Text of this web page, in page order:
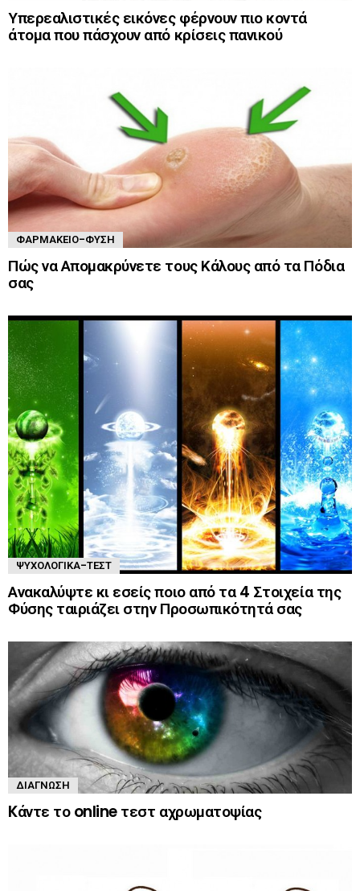
Υπερεαλιστικές εικόνες φέρνουν πιο κοντά
άτομα που πάσχουν από κρίσεις πανικού
ΦΑΡΜΑΚΕΊΟ-ΦΎΣΗ
Πώς να Απομακρύνετε τους Κάλους από τα Πόδια
σας
ΨΥΧΟΛΟΓΙΚΆ-ΤΈΣΤ
Ανακαλύψτε κι εσείς ποιο από τα 4 Στοιχεία της
Φύσης ταιριάζει στην Προσωπικότητά σας
ΔΙΆΓΝΩΣΗ
Kάντε το online τεστ αχρωματοψίας